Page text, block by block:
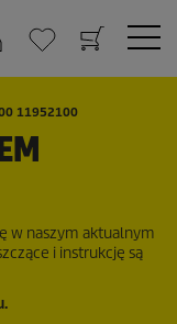
11952100
w naszym aktualnym
i instrukcję są